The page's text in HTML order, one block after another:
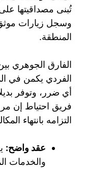
تُبنى مصداقيتها
وسجل زيارات
المنطقة.
الفارق الجوهري
الفردي يكمن في
أي ضرر، وتوفر
فريق احتياط إن
التزامه بانتهاء
عقد واضح:
والخدمات